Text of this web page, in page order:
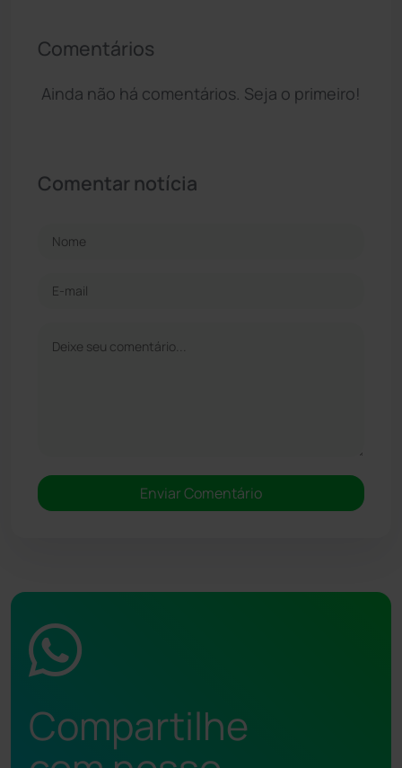
Comentários
Ainda não há comentários. Seja o primeiro!
Comentar notícia
Compartilhe